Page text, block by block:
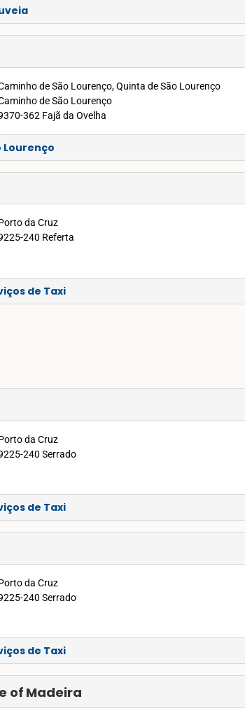
de São Lourenço, Quinta de São Lourenço
de São Lourenço
362 Fajã da Ovelha
Lourenço
da Cruz
240 Referta
de Taxi
da Cruz
240 Serrado
de Taxi
da Cruz
240 Serrado
de Taxi
express e Pride of Madeira